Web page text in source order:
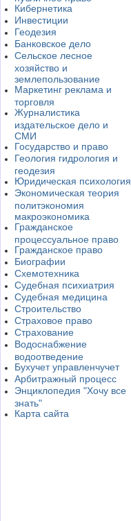
Кибернетика
Инвестиции
Геодезия
Банковское дело
Сельское лесное
хозяйство и
землепользование
Маркетинг реклама и
торговля
Журналистика
издательское дело и
СМИ
Государство и право
Геология гидрология и
геодезия
Юридическая психология
Экономическая теория
политэкономия
макроэкономика
Гражданское
процессуальное право
Гражданское право
Биографии
Схемотехника
Судебная психиатрия
Судебная медицина
Строительство
Страховое право
Страхование
Водоснабжение
водоотведение
Бухучет управленчучет
Арбитражный процесс
Энциклопедия "Хочу все
знать"
Карта сайта